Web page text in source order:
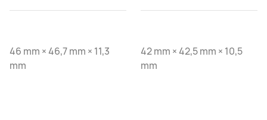
46 mm × 46,7 mm × 11,3
mm
42 mm × 42,5 mm × 10,5
mm